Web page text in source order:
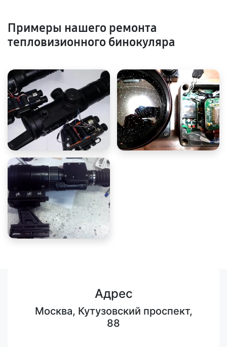
Примеры нашего ремонта
тепловизионного бинокуляра
Адрес
Москва, Кутузовский проспект,
88